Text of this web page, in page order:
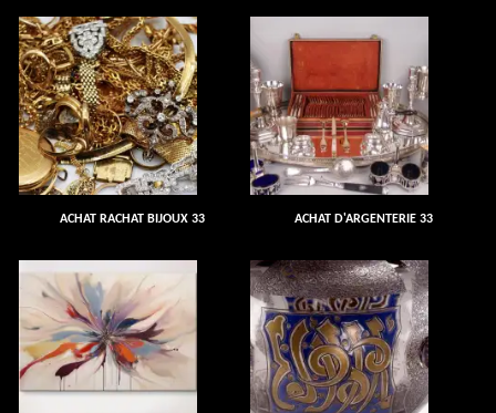
ACHAT RACHAT BIJOUX 33 ACHAT D'ARGENTERIE 33